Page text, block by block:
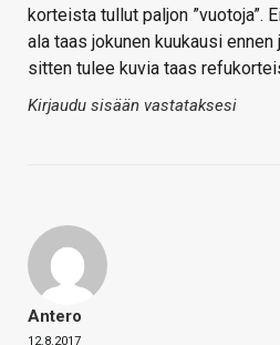
korteista tullut paljon ”vuotoja”.
ala taas jokunen kuukausi
sitten tulee kuvia taas
Kirjaudu sisään vastataksesi
Antero
12.8.2017